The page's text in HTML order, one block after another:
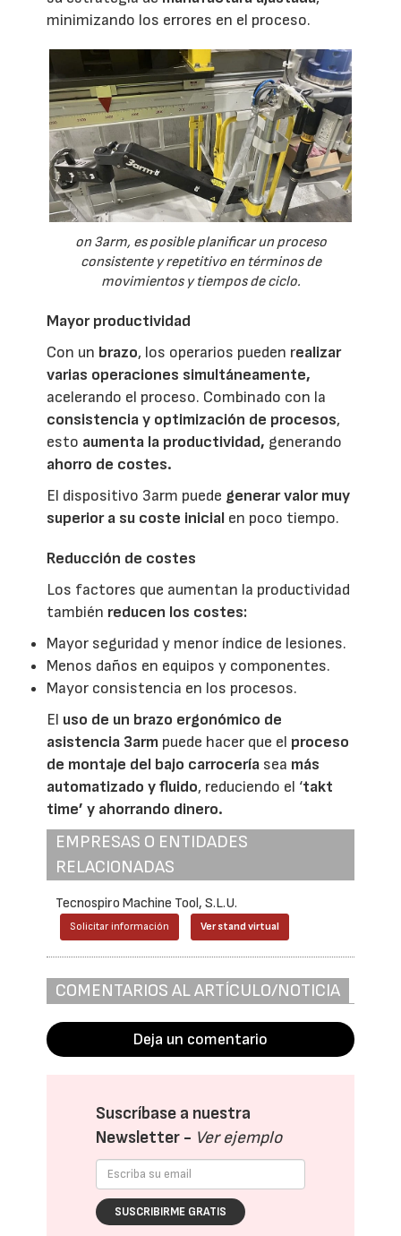
minimizando los errores en el proceso.
on 3arm, es posible planificar un proceso
consistente y repetitivo en términos de
movimientos y tiempos de ciclo.
Mayor productividad
Con un brazo, los operarios pueden realizar
varias operaciones simultáneamente,
acelerando el proceso. Combinado con la
consistencia y optimización de procesos,
esto aumenta la productividad, generando
ahorro de costes.
El dispositivo 3arm puede generar valor muy
superior a su coste inicial en poco tiempo.
Reducción de costes
Los factores que aumentan la productividad
también reducen los costes:
Mayor seguridad y menor índice de lesiones.
Menos daños en equipos y componentes.
Mayor consistencia en los procesos.
El uso de un brazo ergonómico de
asistencia 3arm puede hacer que el proceso
de montaje del bajo carrocería sea más
automatizado y fluido, reduciendo el ‘takt
time’ y ahorrando dinero.
EMPRESAS O ENTIDADES
RELACIONADAS
Tecnospiro Machine Tool, S.L.U.
Solicitar información Ver stand virtual
COMENTARIOS AL ARTÍCULO/NOTICIA
Deja un comentario
Suscríbase a nuestra
Newsletter - Ver ejemplo
SUSCRIBIRME GRATIS